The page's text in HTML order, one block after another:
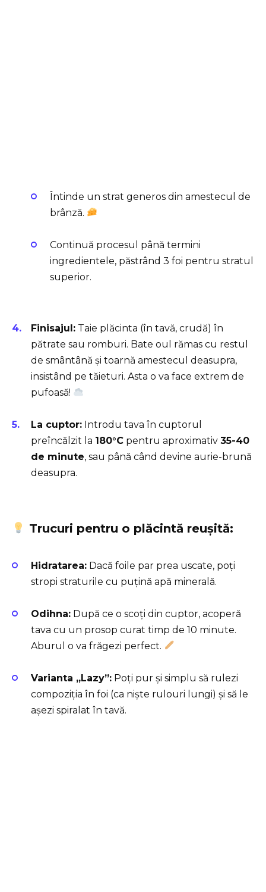
Întinde un strat generos din amestecul de
brânză.
Continuă procesul până termini
ingredientele, păstrând 3 foi pentru stratul
superior.
Finisajul: Taie plăcinta (în tavă, crudă) în
pătrate sau romburi. Bate oul rămas cu restul
de smântână și toarnă amestecul deasupra,
insistând pe tăieturi. Asta o va face extrem de
pufoasă!
La cuptor: Introdu tava în cuptorul
preîncălzit la 180°C pentru aproximativ 35-40
de minute, sau până când devine aurie-brună
deasupra.
Trucuri pentru o plăcintă reușită:
Hidratarea: Dacă foile par prea uscate, poți
stropi straturile cu puțină apă minerală.
Odihna: După ce o scoți din cuptor, acoperă
tava cu un prosop curat timp de 10 minute.
Aburul o va frăgezi perfect.
Varianta „Lazy”: Poți pur și simplu să rulezi
compoziția în foi (ca niște rulouri lungi) și să le
așezi spiralat în tavă.